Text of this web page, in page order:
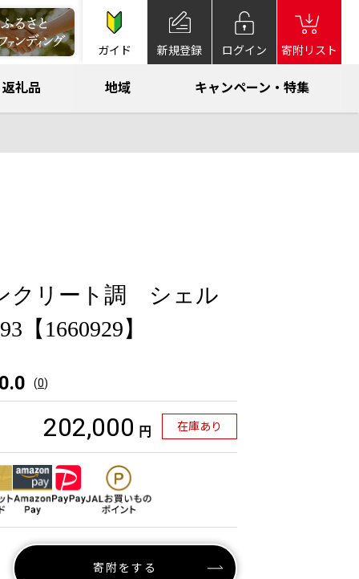
ガイド 新規登録 ログイン 寄附リスト
返礼品 地域 キャンペーン・特集
クリート調 シェル
1660929】
0.0 (0)
202,000 円 在庫あり
寄附をする